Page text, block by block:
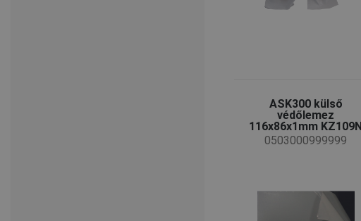
ASK300 külső
védőlemez
116x86x1mm KZ109N
0503000999999